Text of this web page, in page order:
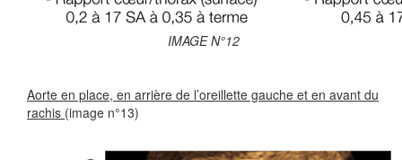
IMAGE N°12
Aorte en place, en arrière de l’oreillette gauche et en avant du
rachis (image n°13)